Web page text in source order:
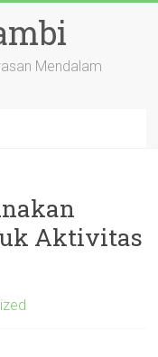
Mendalam
Aktivitas